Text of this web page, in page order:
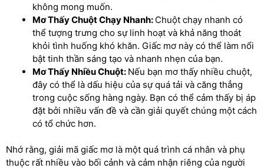
không mong muốn.
Mơ Thấy Chuột Chạy Nhanh: Chuột chạy nhanh có
thể tượng trưng cho sự linh hoạt và khả năng thoát
khỏi tình huống khó khăn. Giấc mơ này có thể làm nổi
bật tinh thần sáng tạo và nhanh nhẹn của bạn.
Mơ Thấy Nhiều Chuột: Nếu bạn mơ thấy nhiều chuột,
đây có thể là dấu hiệu của sự quá tải và căng thẳng
trong cuộc sống hàng ngày. Bạn có thể cảm thấy bị áp
đặt bởi nhiều vấn đề và cần giải quyết chúng một cách
có tổ chức hơn.
Nhớ rằng, giải mã giấc mơ là một quá trình cá nhân và phụ
thuộc rất nhiều vào bối cảnh và cảm nhận riêng của người